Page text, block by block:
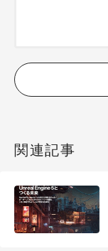
関連記事